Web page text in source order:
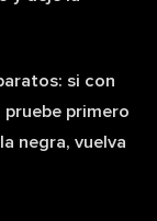
si con
pruebe primero
negra, vuelva